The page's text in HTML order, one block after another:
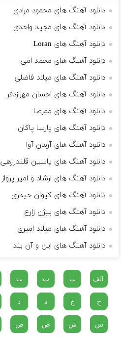
دانلود آهنگ های محمود مرادی
دانلود آهنگ های مجید واحدی
دانلود آهنگ های Loran
دانلود آهنگ های محمد امی
دانلود آهنگ های میلاد فاضلی
دانلود آهنگ های احسان مهرازدفر
دانلود آهنگ های ممرضا
دانلود آهنگ های پارسا پاکان
دانلود آهنگ های آرمان آوا
دانلود آهنگ های یاسین قلندرزهی
دانلود آهنگ های ارشاد و امیر پرواز
دانلود آهنگ های کیوان حیدری
دانلود آهنگ های بیژن زارع
دانلود آهنگ های میلاد امیری
دانلود آهنگ های این و آن بند
الف ب پ ت
ح خ د ذ
س ش ص ض